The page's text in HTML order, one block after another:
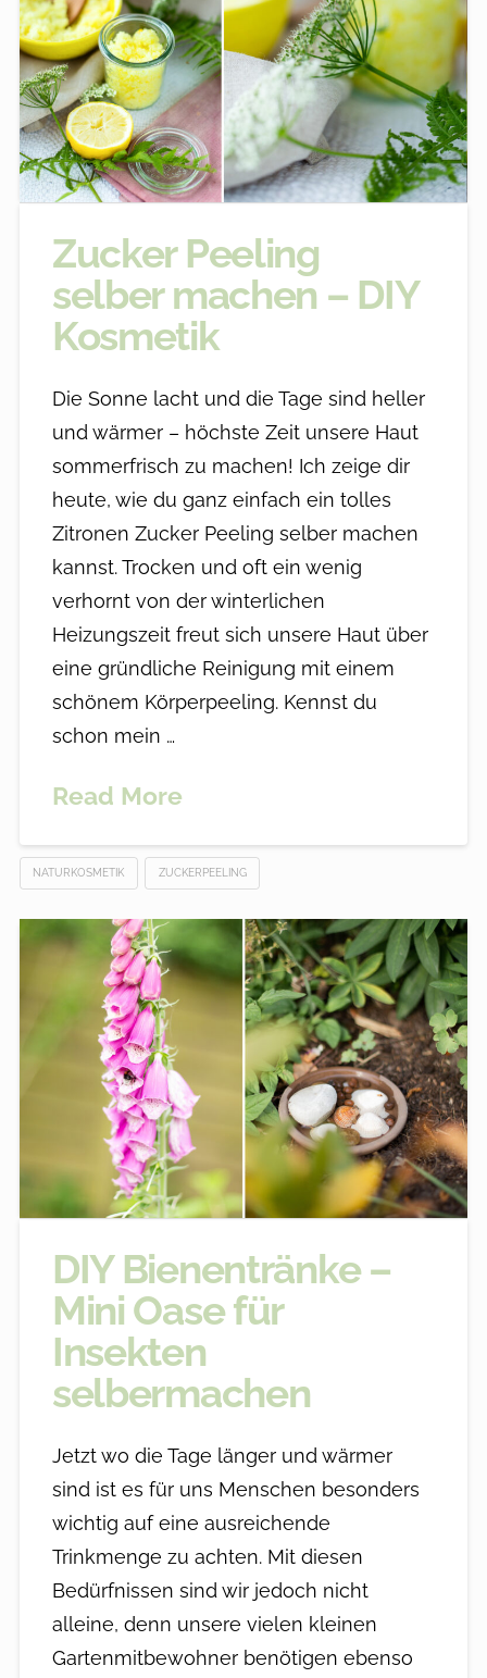
Zucker Peeling
selber machen – DIY
Kosmetik
Die Sonne lacht und die Tage sind heller
und wärmer – höchste Zeit unsere Haut
sommerfrisch zu machen! Ich zeige dir
heute, wie du ganz einfach ein tolles
Zitronen Zucker Peeling selber machen
kannst. Trocken und oft ein wenig
verhornt von der winterlichen
Heizungszeit freut sich unsere Haut über
eine gründliche Reinigung mit einem
schönem Körperpeeling. Kennst du
schon mein …
Read More
NATURKOSMETIK ZUCKERPEELING
DIY Bienentränke –
Mini Oase für
Insekten
selbermachen
Jetzt wo die Tage länger und wärmer
sind ist es für uns Menschen besonders
wichtig auf eine ausreichende
Trinkmenge zu achten. Mit diesen
Bedürfnissen sind wir jedoch nicht
alleine, denn unsere vielen kleinen
Gartenmitbewohner benötigen ebenso